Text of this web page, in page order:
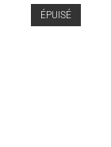
ÉPUISÉ